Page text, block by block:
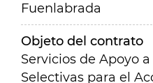
Fuenlabrada
Objeto del contrato
Servicios de Apoyo
Selectivas para el